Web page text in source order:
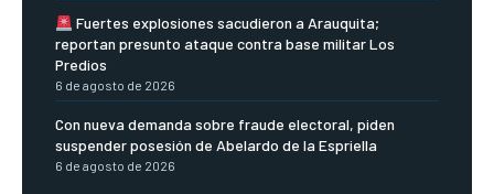
Fuertes explosiones sacudieron a Arauquita;
reportan presunto ataque contra base militar Los
Predios
6 de agosto de 2026
Con nueva demanda sobre fraude electoral, piden
suspender posesión de Abelardo de la Espriella
6 de agosto de 2026